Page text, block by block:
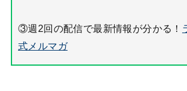
③週2回の配信で最新情報が分かる！
式メルマガ